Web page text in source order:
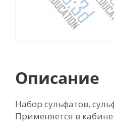
Описание
Набор сульфатов,
Применяется в